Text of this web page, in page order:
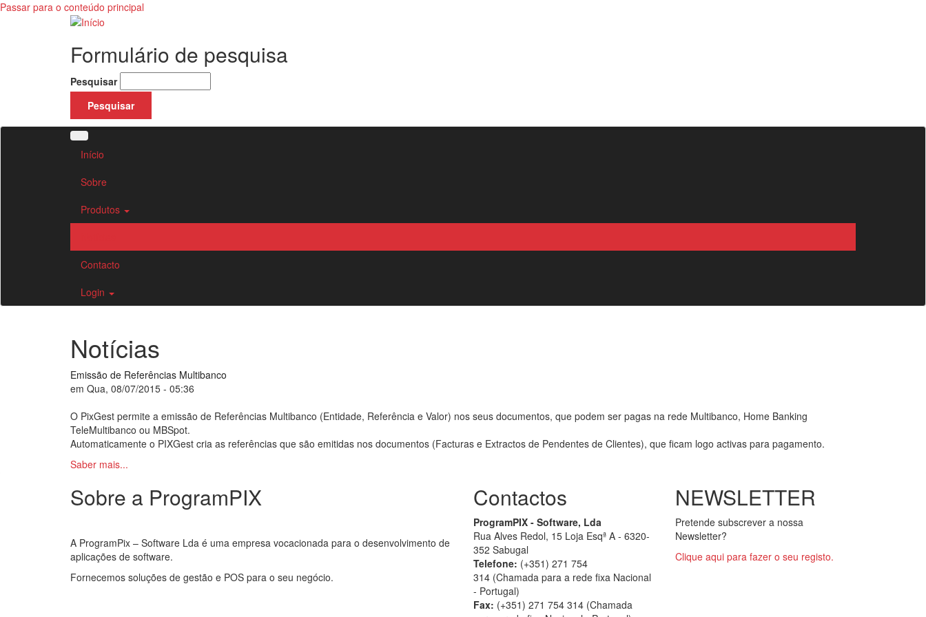
Passar para o conteúdo principal
Formulário de pesquisa
Pesquisar
Início
Sobre
Produtos
Contacto
Login
Notícias
Emissão de Referências Multibanco
em Qua, 08/07/2015 - 05:36
O PixGest permite a emissão de Referências Multibanco (Entidade, Referência e Valor) nos seus documentos, que podem ser pagas na rede Multibanco, Home Banking
TeleMultibanco ou MBSpot.
Automaticamente o PIXGest cria as referências que são emitidas nos documentos (Facturas e Extractos de Pendentes de Clientes), que ficam logo activas para pagamento.
Saber mais...
Sobre a ProgramPIX
A ProgramPix – Software Lda é uma empresa vocacionada para o desenvolvimento de
aplicações de software.
Fornecemos soluções de gestão e POS para o seu negócio.
Contactos
ProgramPIX - Software, Lda
Rua Alves Redol, 15 Loja Esqª A - 6320-
352 Sabugal
Telefone: (+351) 271 754
314 (Chamada para a rede fixa Nacional
- Portugal)
Fax: (+351) 271 754 314 (Chamada
NEWSLETTER
Pretende subscrever a nossa
Newsletter?
Clique aqui para fazer o seu registo.